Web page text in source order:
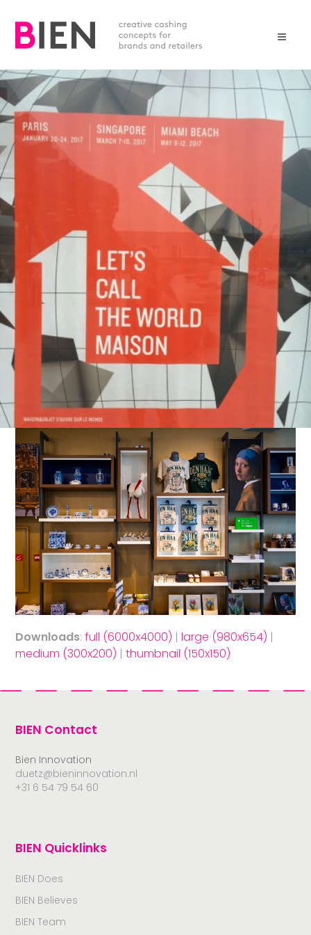
Downloads:full (6000x4000) |large (980x654) |
medium (300x200) |thumbnail (150x150)
BIEN Contact
Bien Innovation
duetz@bieninnovation.nl
+31 6 54 79 54 60
BIEN Quicklinks
BIEN Does
BIEN Believes
BIEN Team